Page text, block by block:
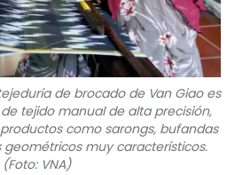
de brocado de Van Giao es
tejido manual de alta precisión,
como sarongs, bufandas
muy característicos.
(Foto: VNA)